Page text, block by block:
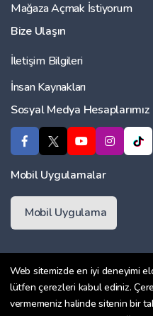
Web sitemizde en iyi deneyimi
lütfen çerezleri kabul ediniz.
vermemeniz halinde sitenin bir
Mağaza Açmak İstiyorum
Bize Ulaşın
İletişim Bilgileri
İnsan Kaynakları
Sosyal Medya Hesaplarımız
Mobil Uygulamalar
Mobil Uygulama
Üyelik
Çerez